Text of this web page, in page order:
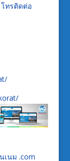
ติดต่อ
เนม .com